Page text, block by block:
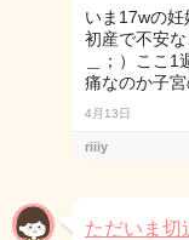
いま17wの妊
初産で不安
＿；）ここ
痛なのか子
4月13日
riiiy
ただいま切